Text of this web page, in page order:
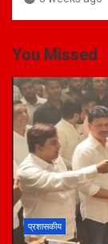
You Missed
प्रशासकीय